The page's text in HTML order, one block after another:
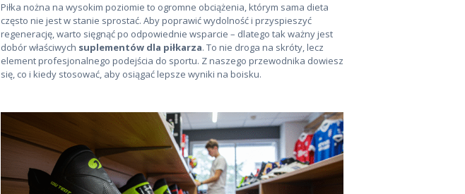
Piłka nożna na wysokim poziomie to ogromne obciążenia, którym sama dieta
często nie jest w stanie sprostać. Aby poprawić wydolność i przyspieszyć
regenerację, warto sięgnąć po odpowiednie wsparcie – dlatego tak ważny jest
dobór właściwych suplementów dla piłkarza. To nie droga na skróty, lecz
element profesjonalnego podejścia do sportu. Z naszego przewodnika dowiesz
się, co i kiedy stosować, aby osiągać lepsze wyniki na boisku.